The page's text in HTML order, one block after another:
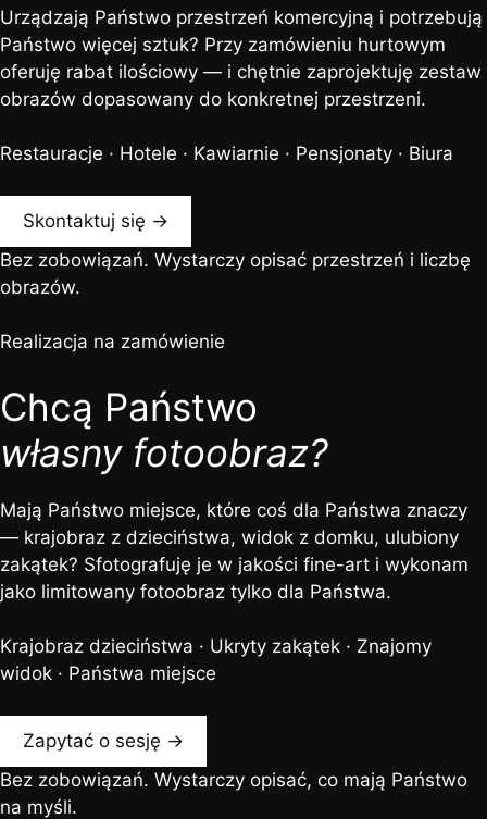
Urządzają Państwo przestrzeń komercyjną i potrzebują
Państwo więcej sztuk? Przy zamówieniu hurtowym
oferuję rabat ilościowy — i chętnie zaprojektuję zestaw
obrazów dopasowany do konkretnej przestrzeni.
Restauracje · Hotele · Kawiarnie · Pensjonaty · Biura
Skontaktuj się →
Bez zobowiązań. Wystarczy opisać przestrzeń i liczbę
obrazów.
Realizacja na zamówienie
Chcą Państwo
własny fotoobraz?
Mają Państwo miejsce, które coś dla Państwa znaczy
— krajobraz z dzieciństwa, widok z domku, ulubiony
zakątek? Sfotografuję je w jakości fine-art i wykonam
jako limitowany fotoobraz tylko dla Państwa.
Krajobraz dzieciństwa · Ukryty zakątek · Znajomy
widok · Państwa miejsce
Zapytać o sesję →
Bez zobowiązań. Wystarczy opisać, co mają Państwo
na myśli.